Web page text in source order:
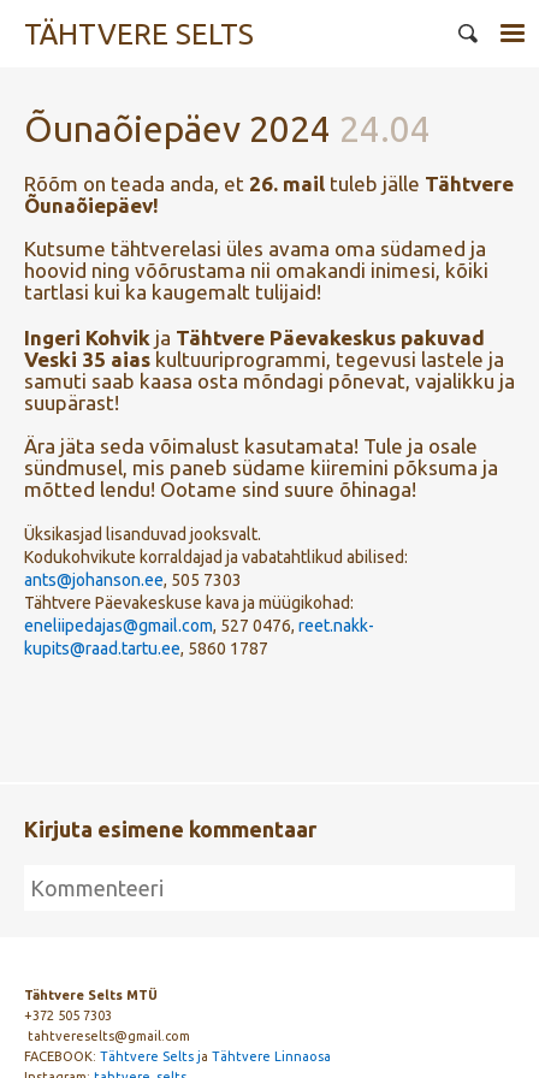
TÄHTVERE SELTS
Õunaõiepäev 2024 24.04
Rõõm on teada anda, et 26. mail tuleb jälle Tähtvere
Õunaõiepäev!
Kutsume tähtverelasi üles avama oma südamed ja
hoovid ning võõrustama nii omakandi inimesi, kõiki
tartlasi kui ka kaugemalt tulijaid!
Ingeri Kohvik ja Tähtvere Päevakeskus pakuvad
Veski 35 aias kultuuriprogrammi, tegevusi lastele ja
samuti saab kaasa osta mõndagi põnevat, vajalikku ja
suupärast!
Ära jäta seda võimalust kasutamata! Tule ja osale
sündmusel, mis paneb südame kiiremini põksuma ja
mõtted lendu! Ootame sind suure õhinaga!
Üksikasjad lisanduvad jooksvalt.
Kodukohvikute korraldajad ja vabatahtlikud abilised:
ants@johanson.ee, 505 7303
Tähtvere Päevakeskuse kava ja müügikohad:
eneliipedajas@gmail.com, 527 0476, reet.nakk-
kupits@raad.tartu.ee, 5860 1787
Kirjuta esimene kommentaar
Tähtvere Selts MTÜ
+372 505 7303
tahtvereselts@gmail.com
FACEBOOK: Tähtvere Selts ja Tähtvere Linnaosa